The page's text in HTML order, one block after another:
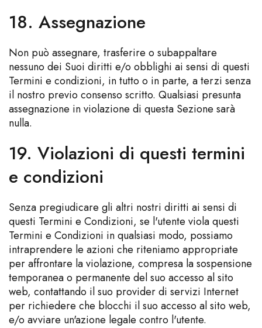
18. Assegnazione
Non può assegnare, trasferire o subappaltare
nessuno dei Suoi diritti e/o obblighi ai sensi di questi
Termini e condizioni, in tutto o in parte, a terzi senza
il nostro previo consenso scritto. Qualsiasi presunta
assegnazione in violazione di questa Sezione sarà
nulla.
19. Violazioni di questi termini
e condizioni
Senza pregiudicare gli altri nostri diritti ai sensi di
questi Termini e Condizioni, se l'utente viola questi
Termini e Condizioni in qualsiasi modo, possiamo
intraprendere le azioni che riteniamo appropriate
per affrontare la violazione, compresa la sospensione
temporanea o permanente del suo accesso al sito
web, contattando il suo provider di servizi Internet
per richiedere che blocchi il suo accesso al sito web,
e/o avviare un'azione legale contro l'utente.